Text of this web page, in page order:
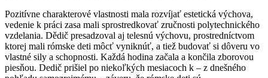
Pozitívne charakterové vlastnosti mala rozvíjať estetická výchova,
vedenie k práci zasa mali sprostredkovať zručnosti polytechnického
vzdelania. Dědič presadzoval aj telesnú výchovu, prostredníctvom
ktorej mali rómske deti môcť vyniknúť, a tiež budovať si dôveru vo
vlastné sily a schopnosti. Každá hodina začala a končila zborovou
piesňou. Dedič prišiel po niekoľkých mesiacoch k – z dnešného